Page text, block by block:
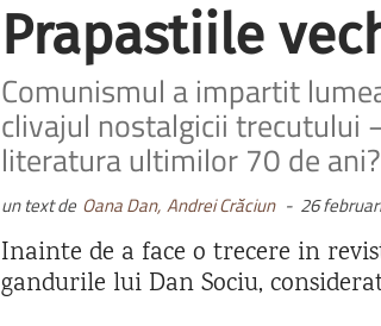
Prapastiile
Comunismul a impartit
clivajul nostalgicii trecutului
literatura ultimilor 70 de ani?
un text de Oana Dan, Andrei Crăciun - 26
Inainte de a face o trecere in
gandurile lui Dan Sociu,